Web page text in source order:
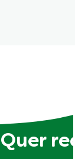
Quer